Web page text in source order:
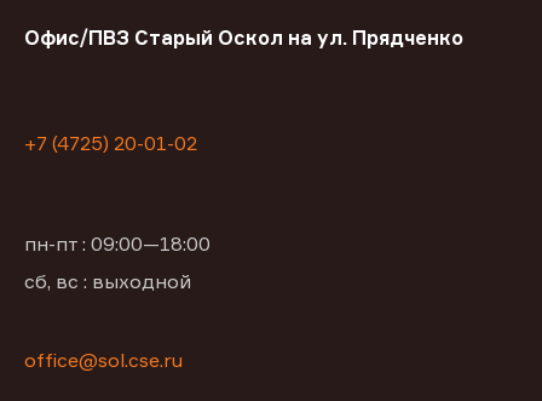
Офис/ПВЗ Старый Оскол на ул. Прядченко
+7 (4725) 20-01-02
пн-пт : 09:00—18:00
сб, вс : выходной
office@sol.cse.ru